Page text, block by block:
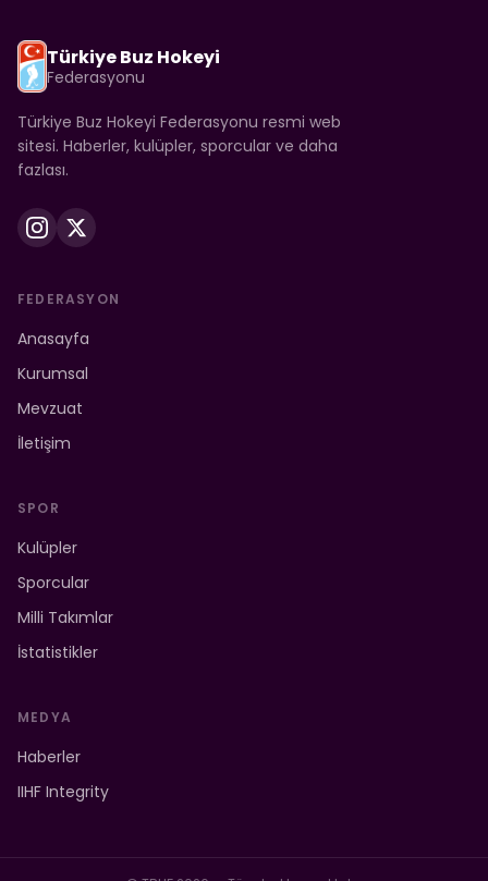
Türkiye Buz Hokeyi
Federasyonu
Türkiye Buz Hokeyi Federasyonu resmi web
sitesi. Haberler, kulüpler, sporcular ve daha
fazlası.
FEDERASYON
Anasayfa
Kurumsal
Mevzuat
İletişim
SPOR
Kulüpler
Sporcular
Milli Takımlar
İstatistikler
MEDYA
Haberler
IIHF Integrity